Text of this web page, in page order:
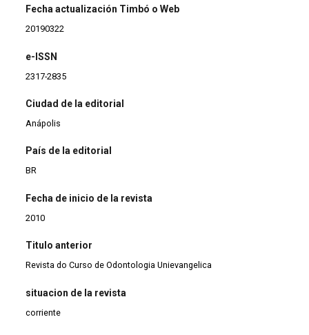
Fecha actualización Timbó o Web
20190322
e-ISSN
2317-2835
Ciudad de la editorial
Anápolis
País de la editorial
BR
Fecha de inicio de la revista
2010
Titulo anterior
Revista do Curso de Odontologia Unievangelica
situacion de la revista
corriente